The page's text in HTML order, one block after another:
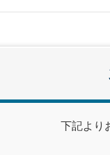
下記より